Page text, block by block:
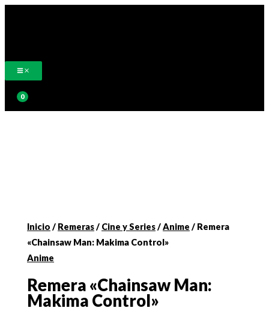
Inicio / Remeras/ Cine y Series/Anime / Remera
«Chainsaw Man: Makima Control»
Anime
Remera «Chainsaw Man:
Makima Control»